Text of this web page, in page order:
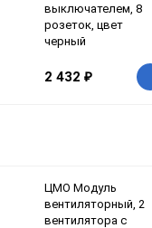
выключателем, 8
розеток, цвет
черный
2 432 ₽
ЦМО Модуль
вентиляторный, 2
вентилятора с